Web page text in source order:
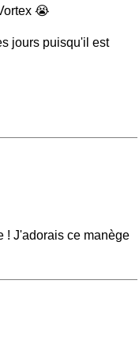
😭
jours puisqu'il est
! J'adorais ce manège